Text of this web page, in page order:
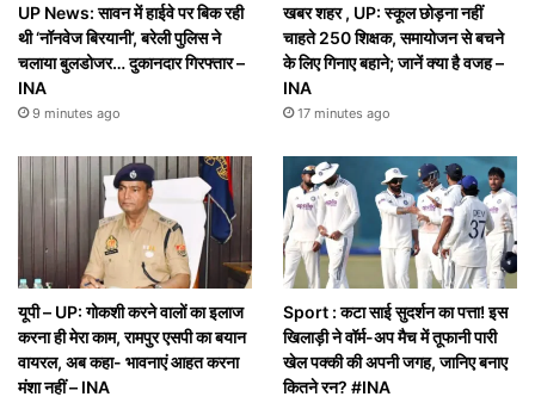
UP News: सावन में हाईवे पर बिक रही
थी ‘नॉनवेज बिरयानी’, बरेली पुलिस ने
चलाया बुलडोजर… दुकानदार गिरफ्तार –
INA
9 minutes ago
खबर शहर , UP: स्कूल छोड़ना नहीं
चाहते 250 शिक्षक, समायोजन से बचने
के लिए गिनाए बहाने; जानें क्या है वजह –
INA
17 minutes ago
यूपी – UP: गोकशी करने वालों का इलाज
करना ही मेरा काम, रामपुर एसपी का बयान
वायरल, अब कहा- भावनाएं आहत करना
मंशा नहीं – INA
Sport : कटा साई सुदर्शन का पत्ता! इस
खिलाड़ी ने वॉर्म-अप मैच में तूफानी पारी
खेल पक्की की अपनी जगह, जानिए बनाए
कितने रन? #INA